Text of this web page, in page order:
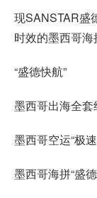
现SANSTAR盛
时效的墨西哥海
“盛德快航”
墨西哥出海全套
墨西哥空运“极
墨西哥海拼“盛